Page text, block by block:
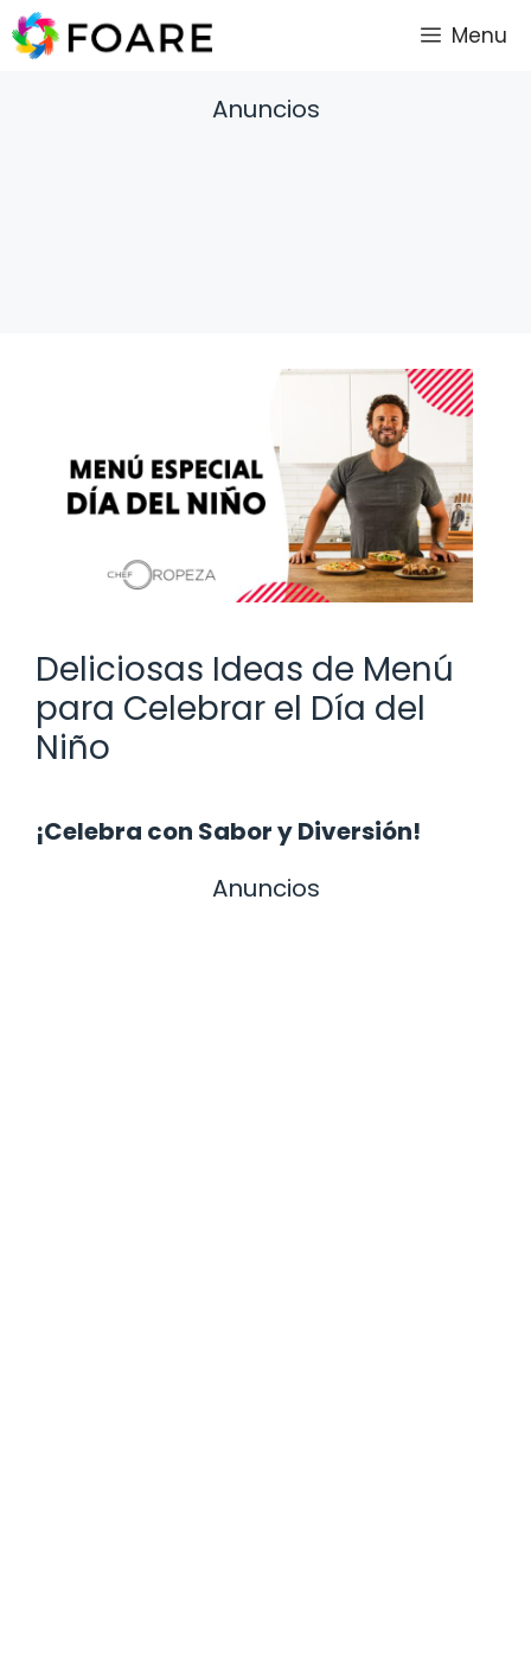
Saltar
al
Menu
Anuncios
Deliciosas Ideas de Menú
para Celebrar el Día del
Niño
¡Celebra con Sabor y Diversión!
Anuncios